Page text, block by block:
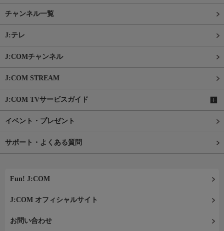
チャンネル一覧
J:テレ
J:COMチャンネル
J:COM STREAM
J:COM TVサービスガイド
イベント・プレゼント
サポート・よくある質問
Fun! J:COM
J:COM オフィシャルサイト
お問い合わせ